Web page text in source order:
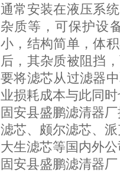
通常安装在液压系
杂质等，可保护设
小，结构简单，体
后，其杂质被阻挡
要将滤芯从过滤器
业损耗成本与此同
固安县盛鹏滤清器
滤芯、颇尔滤芯、
大生滤芯等国内外
固安县盛鹏滤清器厂